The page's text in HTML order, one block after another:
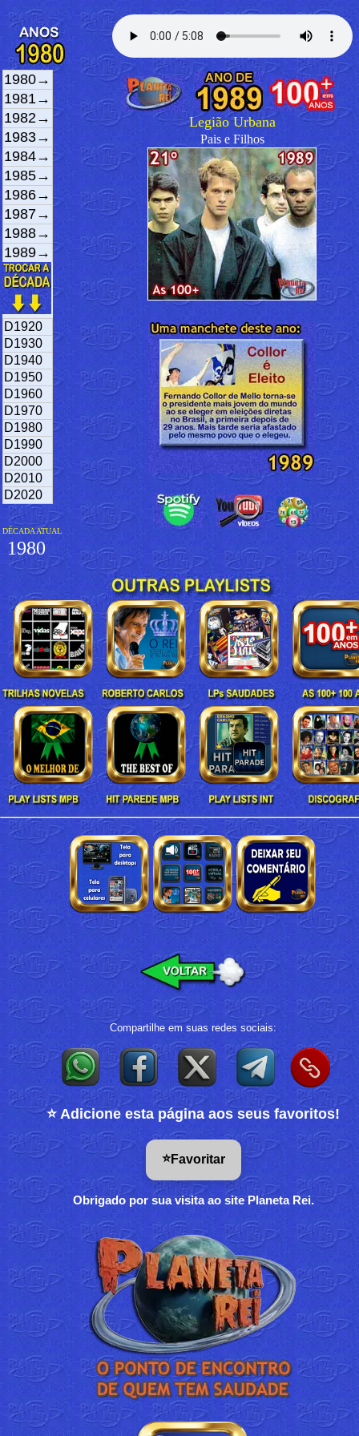
1980→
1981→
1982→
1983→
1984→
1985→
1986→
1987→
1988→
1989→
D1920
D1930
D1940
D1950
D1960
D1970
D1980
D1990
D2000
D2010
D2020
DÉCADA ATUAL
1980
Legião Urbana
Pais e Filhos
Compartilhe em suas redes sociais:
⭐ Adicione esta página aos seus favoritos!
⭐Favoritar
Obrigado por sua visita ao site Planeta Rei.